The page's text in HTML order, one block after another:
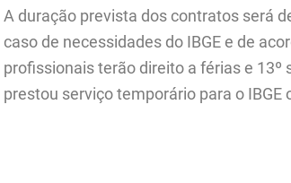
A duração prevista dos contratos será
caso de necessidades do IBGE e de
profissionaisterão direito a férias e 13º
prestou serviço temporário para o IBGE